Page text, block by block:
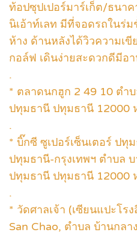
ท้อปซุปเปอร์มาร์เก็ต/ธนา
นิเอ้าท์เลท มีที่จอดรถในร่
ห้าง ด้านหลังได้วิวความเ
กอล์ฟ เดินง่ายสะดวกดีมีอ
.
* ตลาดนกฮูก 2 49 10 ตำบ
ปทุมธานี ปทุมธานี 12000
.
* บิ๊กซี ซูเปอร์เซ็นเตอร์ ป
ปทุมธานี-กรุงเทพฯ ตำบล บ
ปทุมธานี ปทุมธานี 12000
.
* วัดศาลเจ้า (เซียนแปะโร
San Chao, ตำบล บ้านกลา